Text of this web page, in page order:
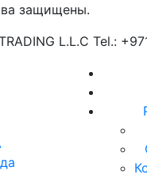
защищены.
L.L.C Tel.: